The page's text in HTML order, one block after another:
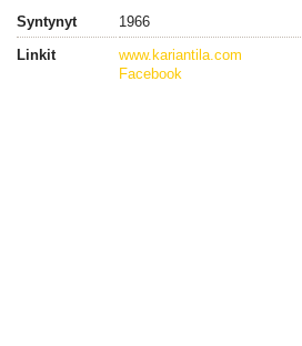
Syntynyt
1966
Linkit
www.kariantila.com
Facebook